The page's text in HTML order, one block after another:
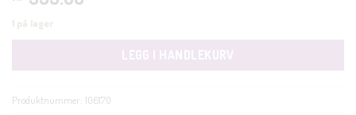
1 på lager
LEGG I HANDLEKURV
Produktnummer: 106170